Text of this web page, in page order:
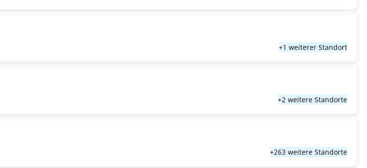
+1 weiterer Standort
+2 weitere Standorte
+263 weitere Standorte